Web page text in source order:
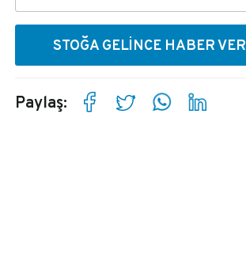
STOĞA GELİNCE HABER VER
Paylaş: